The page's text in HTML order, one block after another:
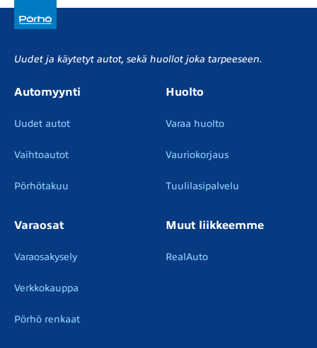
Uudet ja käytetyt autot, sekä huollot joka tarpeeseen.
Automyynti
Uudet autot
Vaihtoautot
Pörhötakuu
Huolto
Varaa huolto
Vauriokorjaus
Tuulilasipalvelu
Varaosat
Varaosakysely
Verkkokauppa
Pörhö renkaat
Muut liikkeemme
RealAuto